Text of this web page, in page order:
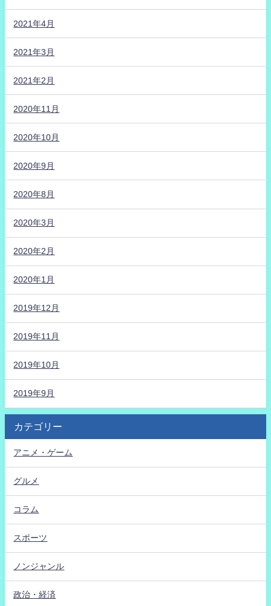
2021年4月
2021年3月
2021年2月
2020年11月
2020年10月
2020年9月
2020年8月
2020年3月
2020年2月
2020年1月
2019年12月
2019年11月
2019年10月
2019年9月
カテゴリー
アニメ・ゲーム
グルメ
コラム
スポーツ
ノンジャンル
政治・経済